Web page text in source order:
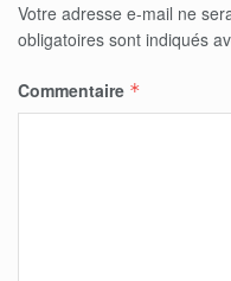
Votre adresse e-mail ne
obligatoires sont indiqués
Commentaire *